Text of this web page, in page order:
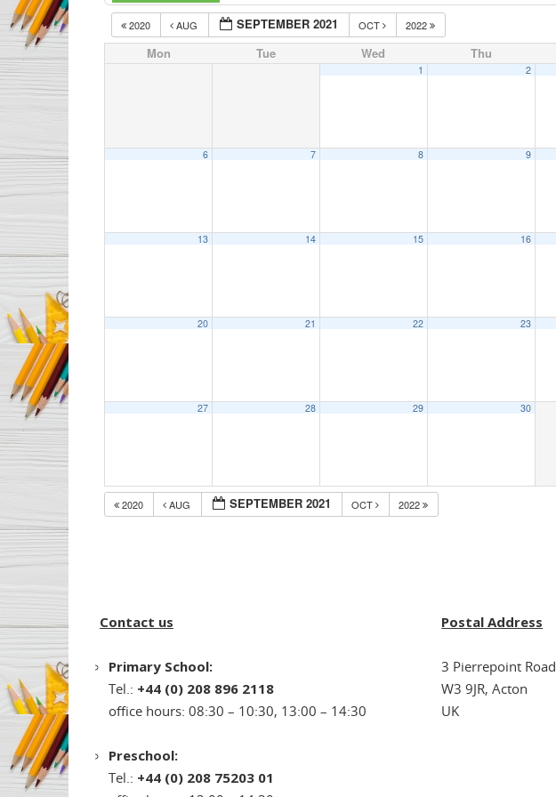
2020 AUG SEPTEMBER 2021 OCT 2022
Mon Tue Wed Thu
1 2
6 7 8 9
13 14 15 16
20 21 22 23
27 28 29 30
2020 AUG SEPTEMBER 2021 OCT 2022
Contact us
Primary School:
Tel.: +44 (0) 208 896 2118
office hours: 08:30 – 10:30, 13:00 – 14:30
Preschool:
Tel.: +44 (0) 208 75203 01
Postal Address
3 Pierrepoint Road
W3 9JR, Acton
UK